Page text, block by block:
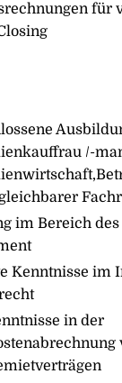
für
/-
im Bereich
Kenntnisse im
in der